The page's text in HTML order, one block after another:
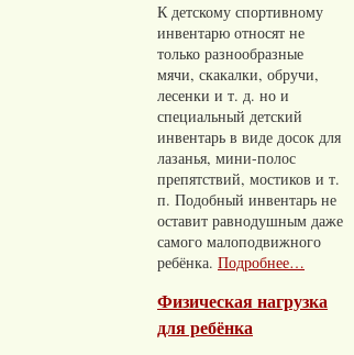
К детскому спортивному
инвентарю относят не
только разнообразные
мячи, скакалки, обручи,
лесенки и т. д. но и
специальный детский
инвентарь в виде досок для
лазанья, мини-полос
препятствий, мостиков и т.
п. Подобный инвентарь не
оставит равнодушным даже
самого малоподвижного
ребёнка. Подробнее…
Физическая нагрузка
для ребёнка